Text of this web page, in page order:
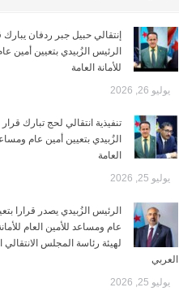
إنتقالي حبيل جبر ردفان يبارك
الرئيس الزُبيدي بتعيين أمين
للأمانة العامة
يوليو 26, 2026
تنفيذية انتقالي لحج تبارك
الزُبيدي بتعيين أمين عام
العامة
يوليو 25, 2026
الرئيس الزُبيدي يصدر قرارا
عام ومساعد للأمين العام
لهيئة رئاسة المجلس الانتقالي
العربي
يوليو 25, 2026